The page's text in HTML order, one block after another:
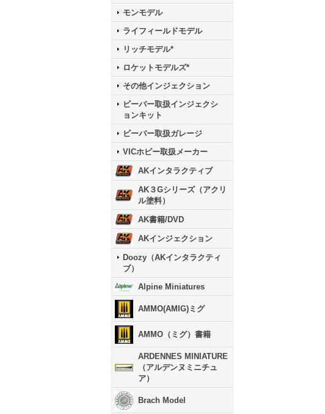
モンモデル
ライフィールドモデル
リッチモデル*
ロケットモデルズ*
その他インジェクション
ビーバー取扱インジェクシ
ョンキット
ビーバー取扱ガレージ
VICホビー取扱メーカー
AKインタラクティブ
AK３Gシリーズ（アクリ
ル塗料）
AK書籍/DVD
AKインジェクション
Doozy（AKインタラクティ
ブ）
Alpine Miniatures
AMMO(AMIG)ミグ
AMMO（ミグ）書籍
ARDENNES MINIATURE
（アルデンヌミニチュ
ア）
Brach Model